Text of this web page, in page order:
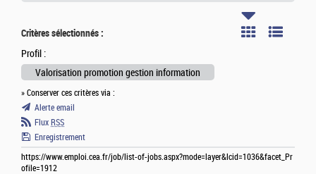
Critères sélectionnés :
Profil :
Valorisation promotion gestion information
» Conserver ces critères via :
Alerte email
Flux RSS
Enregistrement
https://www.emploi.cea.fr/job/list-of-jobs.aspx?mode=layer&lcid=1036&facet_Pr
ofile=1912